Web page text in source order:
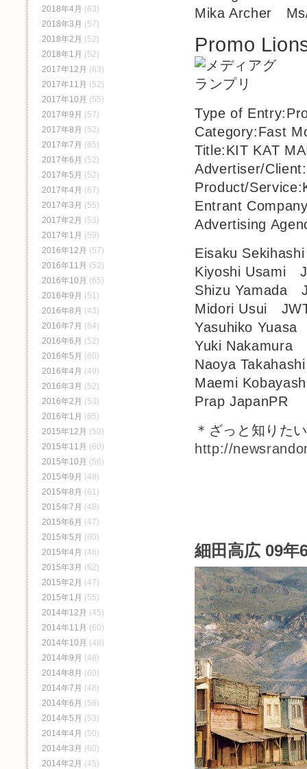
Mika Archer
Promo
Type of
Category:Fast
Title:KIT KAT
Advertiser/
Product/
Entrant
Advertising
Eisaku
Kiyoshi Usami
Shizu Yamada
Midori Usui
Yasuhiko
Yuki Nakamura
Naoya
Maemi
Prap JapanPR
＊ざっと知りた
http://
細田高広 09年
2018年4月 (63)
2018年3月 (57)
2018年2月 (52)
2018年1月 (52)
2017年12月 (63)
2017年11月 (52)
2017年10月 (55)
2017年9月 (57)
2017年8月 (52)
2017年7月 (65)
2017年6月 (52)
2017年5月 (52)
2017年4月 (67)
2017年3月 (55)
2017年2月 (53)
2017年1月 (59)
2016年12月 (57)
2016年11月 (52)
2016年10月 (65)
2016年9月 (51)
2016年8月 (43)
2016年7月 (64)
2016年6月 (52)
2016年5月 (60)
2016年4月 (49)
2016年3月 (52)
2016年2月 (53)
2016年1月 (65)
2015年12月 (50)
2015年11月 (60)
2015年10月 (56)
2015年9月 (48)
2015年8月 (61)
2015年7月 (48)
2015年6月 (47)
2015年5月 (60)
2015年4月 (48)
2015年3月 (62)
2015年2月 (47)
2015年1月 (55)
2014年12月 (45)
2014年11月 (60)
2014年10月 (48)
2014年9月 (48)
2014年8月 (60)
2014年7月 (48)
2014年6月 (58)
2014年5月 (53)
2014年4月 (50)
2014年3月 (60)
2014年2月 (45)